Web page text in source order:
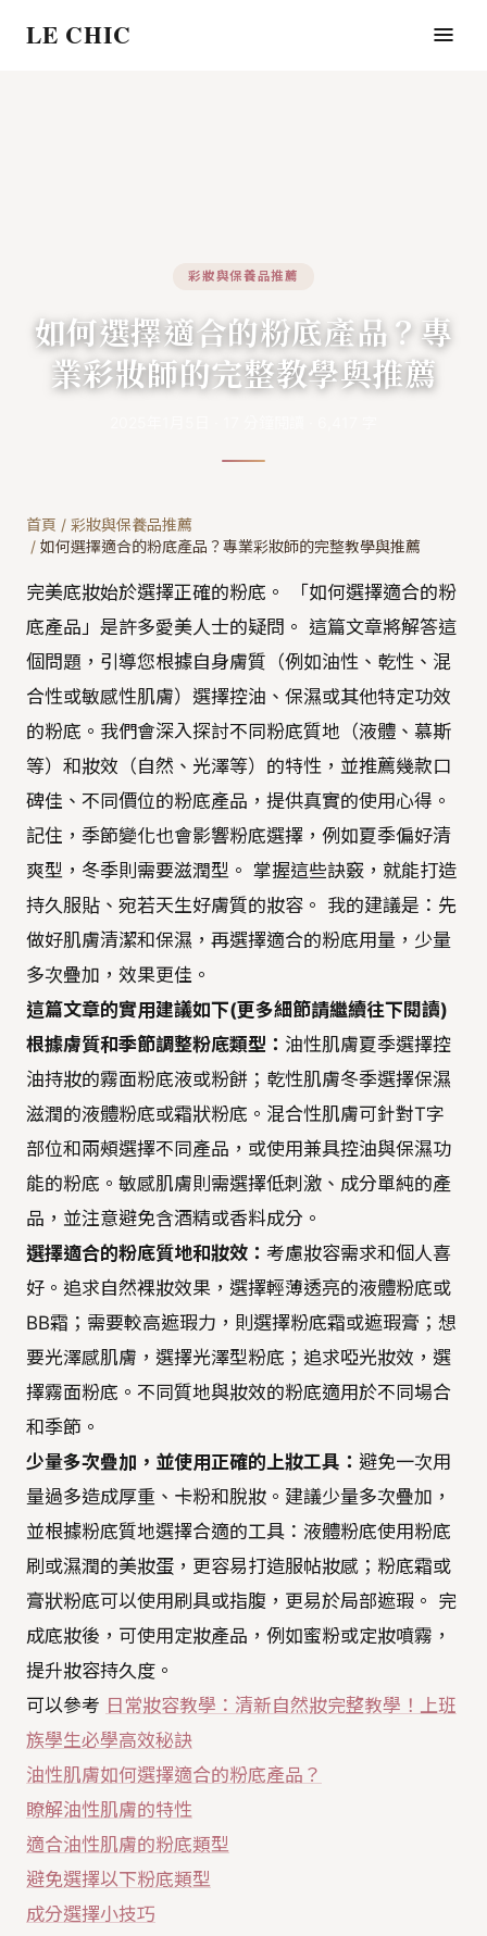
LE CHIC
彩妝與保養品推薦
如何選擇適合的粉底產品？專
業彩妝師的完整教學與推薦
首頁 / 彩妝與保養品推薦
/ 如何選擇適合的粉底產品？專業彩妝師的完整教學與推薦
完美底妝始於選擇正確的粉底。 「如何選擇適合的粉
底產品」是許多愛美人士的疑問。 這篇文章將解答這
個問題，引導您根據自身膚質（例如油性、乾性、混
合性或敏感性肌膚）選擇控油、保濕或其他特定功效
的粉底。我們會深入探討不同粉底質地（液體、慕斯
等）和妝效（自然、光澤等）的特性，並推薦幾款口
碑佳、不同價位的粉底產品，提供真實的使用心得。
記住，季節變化也會影響粉底選擇，例如夏季偏好清
爽型，冬季則需要滋潤型。 掌握這些訣竅，就能打造
持久服貼、宛若天生好膚質的妝容。 我的建議是：先
做好肌膚清潔和保濕，再選擇適合的粉底用量，少量
多次疊加，效果更佳。
這篇文章的實用建議如下(更多細節請繼續往下閱讀)
根據膚質和季節調整粉底類型： 油性肌膚夏季選擇控
油持妝的霧面粉底液或粉餅；乾性肌膚冬季選擇保濕
滋潤的液體粉底或霜狀粉底。混合性肌膚可針對T字
部位和兩頰選擇不同產品，或使用兼具控油與保濕功
能的粉底。敏感肌膚則需選擇低刺激、成分單純的產
品，並注意避免含酒精或香料成分。
選擇適合的粉底質地和妝效： 考慮妝容需求和個人喜
好。追求自然裸妝效果，選擇輕薄透亮的液體粉底或
BB霜；需要較高遮瑕力，則選擇粉底霜或遮瑕膏；想
要光澤感肌膚，選擇光澤型粉底；追求啞光妝效，選
擇霧面粉底。不同質地與妝效的粉底適用於不同場合
和季節。
少量多次疊加，並使用正確的上妝工具： 避免一次用
量過多造成厚重、卡粉和脫妝。建議少量多次疊加，
並根據粉底質地選擇合適的工具：液體粉底使用粉底
刷或濕潤的美妝蛋，更容易打造服帖妝感；粉底霜或
膏狀粉底可以使用刷具或指腹，更易於局部遮瑕。 完
成底妝後，可使用定妝產品，例如蜜粉或定妝噴霧，
提升妝容持久度。
可以參考 日常妝容教學：清新自然妝完整教學！上班
族學生必學高效秘訣
油性肌膚如何選擇適合的粉底產品？
瞭解油性肌膚的特性
適合油性肌膚的粉底類型
避免選擇以下粉底類型
成分選擇小技巧